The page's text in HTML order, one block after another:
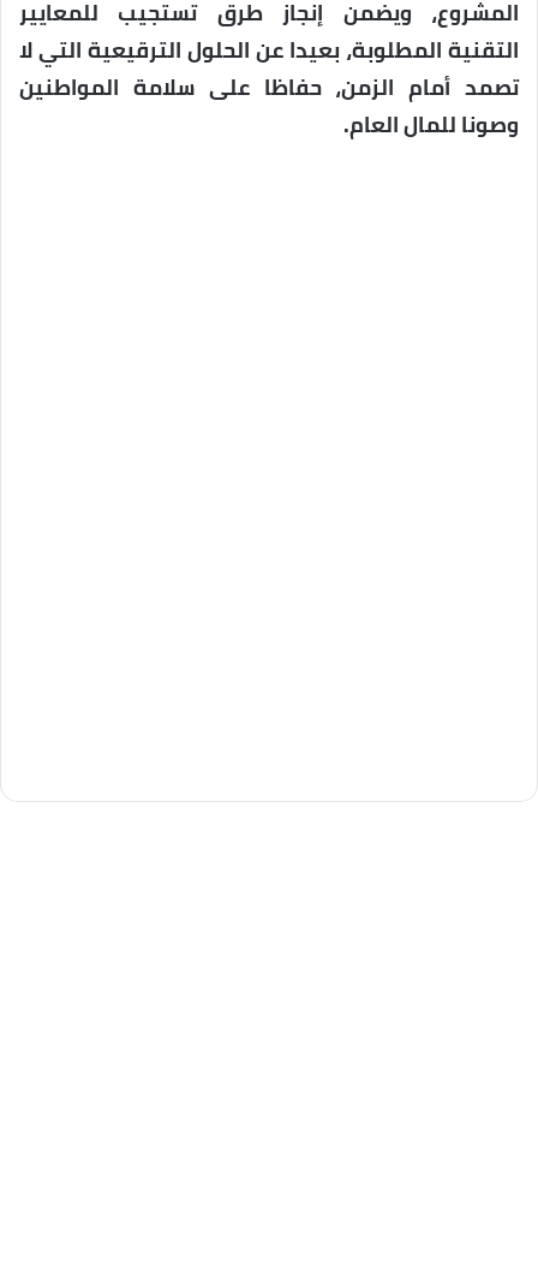
المشروع، ويضمن إنجاز طرق تستجيب للمعايير
التقنية المطلوبة، بعيدا عن الحلول الترقيعية التي لا
تصمد أمام الزمن، حفاظا على سلامة المواطنين
وصونا للمال العام.